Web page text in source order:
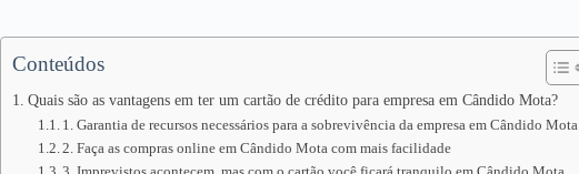
Conteúdos
Quais são as vantagens em ter um cartão de crédito para empresa em Cândido Mota?
1. Garantia de recursos necessários para a sobrevivência da empresa em Cândido Mota
2. Faça as compras online em Cândido Mota com mais facilidade